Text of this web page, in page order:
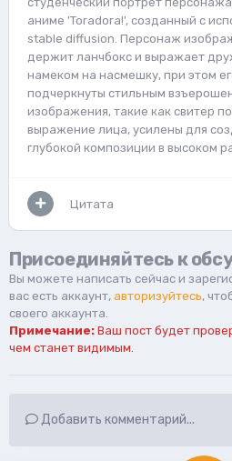
аниме 'Toradora!', созданный с
stable diffusion. Персонаж
держит ланчбокс и выражает
намеком на насмешку, при этом
подчеркнуты стильным
изображения, такие как свитер
выражение лица, усилены для
глубокой композиции в высоком
Цитата
Присоединяйтесь к
Вы можете написать сейчас и
вас есть аккаунт, авторизуйтесь,
своего аккаунта.
Примечание: Ваш пост будет
чем станет видимым.
Добавить комментарий...